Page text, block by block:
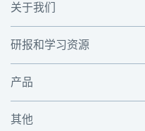
关于我们
研报和学习资源
产品
其他